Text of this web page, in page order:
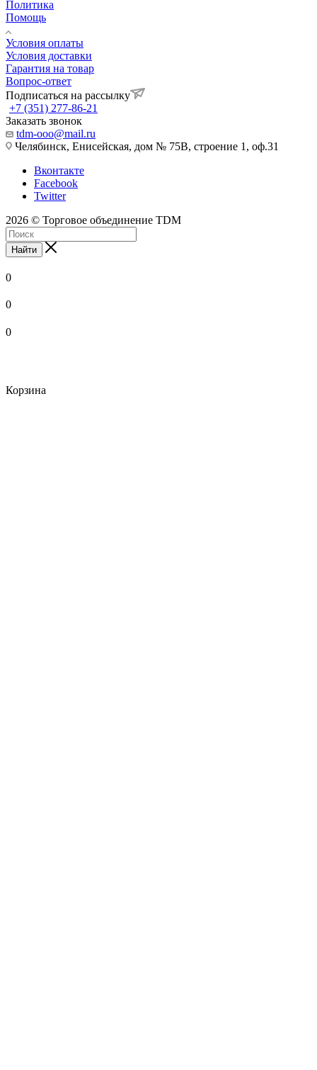
Политика
Помощь
Условия оплаты
Условия доставки
Гарантия на товар
Вопрос-ответ
Подписаться на рассылку
+7 (351) 277-86-21
Заказать звонок
tdm-ooo@mail.ru
Челябинск, Енисейская, дом № 75В, строение 1, оф.31
Вконтакте
Facebook
Twitter
2026 © Торговое объединение TDM
Найти
0
0
0
Корзина